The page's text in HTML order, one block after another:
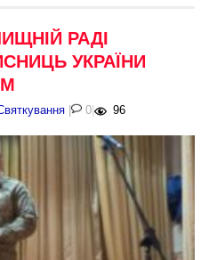
РАДІ
УКРАЇНИ
| 0 | 96